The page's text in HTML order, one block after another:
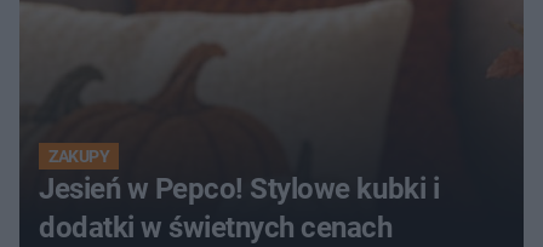
ZAKUPY
Jesień w Pepco! Stylowe kubki i
dodatki w świetnych cenach